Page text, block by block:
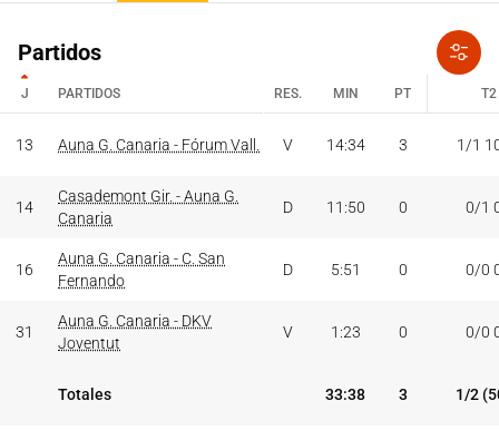
Partidos
J PARTIDOS RES. MIN PT T2
13 Auna G. Canaria - Fórum Vall. V 14:34 3 1/1
14
Casademont Gir. - Auna G.
Canaria
D 11:50 0 0/1
16
Auna G. Canaria - C. San
Fernando
D 5:51 0 0/0
31
Auna G. Canaria - DKV
Joventut
V 1:23 0 0/0
Totales 33:38 3 1/2